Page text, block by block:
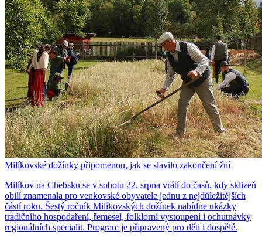
Milíkovské dožínky připomenou, jak se slavilo zakončení žní
Milíkov na Chebsku se v sobotu 22. srpna vrátí do časů, kdy sklizeň
obilí znamenala pro venkovské obyvatele jednu z nejdůležitějších
částí roku. Šestý ročník Milíkovských dožínek nabídne ukázky
tradičního hospodaření, řemesel, folklorní vystoupení i ochutnávky
regionálních specialit. Program je připravený pro děti i dospělé.